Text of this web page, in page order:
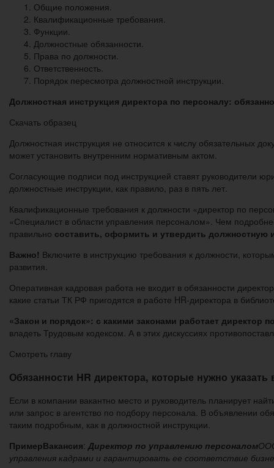
Общие положения.
Квалификационные требования.
Функции.
Должностные обязанности.
Права по должности.
Ответственность.
Порядок пересмотра должностной инструкции.
Должностная инструкция директора по персоналу:
Скачать образец
Должностная инструкция не относится к числу
может установить внутренним нормативным актом.
Согласующие подписи под инструкцией ставят руководители
должностные инструкции, как правило, раз в пять лет.
Квалификационные требования к должности «директор по
«Специалист в области управления персоналом». Чем
правильно составить, оформить и утвердить должностную
Важно! Включите в инструкцию требования к должности,
развития.
Оперативная кадровая работа не входит в обязанности
какие статьи ТК РФ пригодятся в работе HR-директора в
«Закон и порядок»: с какими законами работает директор
владеть Трудовым кодексом. А в этих дискуссиях
Смотреть главу
Обязанности HR директора, которые нужно
Если в компании вакантно место и руководитель планирует
или запрос в агентство по подбору персонала. В объявлении
таким подробным, как в должностной инструкции.
ПримерВакансия: Директор по управлению персоналом
управления кадрами и гарантировать ее соответствие